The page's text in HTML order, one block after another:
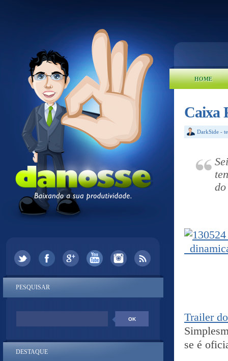
HOME
Caixa
DarkSide -
do
Trailer
se é
PESQUISAR
DESTAQUE